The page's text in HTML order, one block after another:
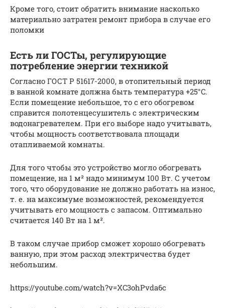
Кроме того, стоит обратить внимание насколько
материально затратен ремонт прибора в случае его
поломки
Есть ли ГОСТы, регулирующие
потребление энергии техникой
Согласно ГОСТ Р 51617-2000, в отопительный период
в ванной комнате должна быть температура +25°C.
Если помещение небольшое, то с его обогревом
справится полотенцесушитель с электрическим
водонагревателем. При его выборе надо учитывать,
чтобы мощность соответствовала площади
отапливаемой комнаты.
Для того чтобы это устройство могло обогревать
помещение, на 1 м² надо минимум 100 Вт. С учетом
того, что оборудование не должно работать на износ,
т. е. на максимуме возможностей, рекомендуется
учитывать его мощность с запасом. Оптимально
считается 140 Вт на 1 м².
В таком случае прибор сможет хорошо обогревать
ванную, при этом расход электричества будет
небольшим.
https://youtube.com/watch?v=XC3ohPvda6c